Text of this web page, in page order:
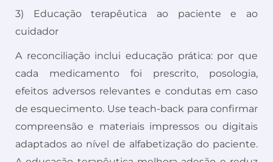
3) Educação terapêutica ao paciente e ao
cuidador
A reconciliação inclui educação prática: por que
cada medicamento foi prescrito, posologia,
efeitos adversos relevantes e condutas em caso
de esquecimento. Use teach-back para confirmar
compreensão e materiais impressos ou digitais
adaptados ao nível de alfabetização do paciente.